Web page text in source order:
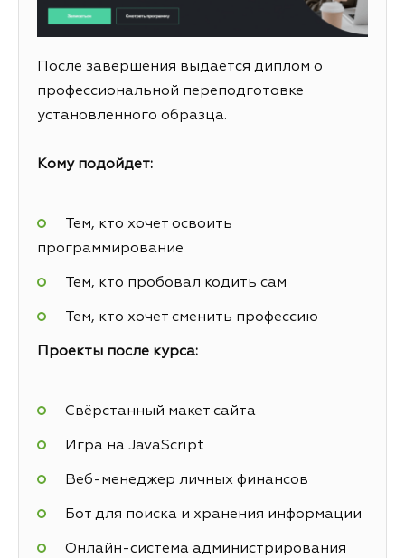
После завершения выдаётся диплом о
профессиональной переподготовке
установленного образца.
Кому подойдет:
Тем, кто хочет освоить
программирование
Тем, кто пробовал кодить сам
Тем, кто хочет сменить профессию
Проекты после курса:
Свёрстанный макет сайта
Игра на JavaScript
Веб-менеджер личных финансов
Бот для поиска и хранения информации
Онлайн-система администрирования